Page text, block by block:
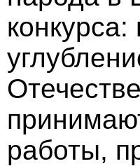
работы,